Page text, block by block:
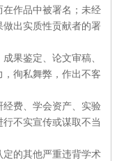
在作品中被署名；未经
出实质性贡献者的署
果鉴定、论文审稿、
徇私舞弊，作出不客
经费、学会资产、实验
不实宣传或谋取不当
定的其他严重违背学术